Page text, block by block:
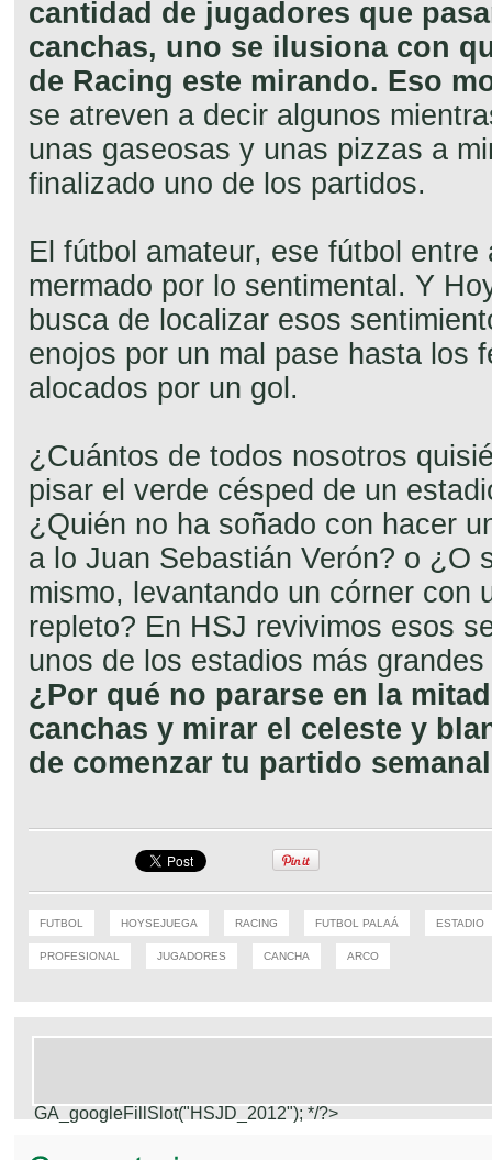
cantidad de jugadores que
canchas, uno se ilusiona con
de Racing este mirando. Eso
se atreven a decir algunos
unas gaseosas y unas pizzas a
finalizado uno de los partidos.
El fútbol amateur, ese fútbol entre
mermado por lo sentimental. Y
busca de localizar esos
enojos por un mal pase hasta los
alocados por un gol.
¿Cuántos de todos nosotros
pisar el verde césped de un
¿Quién no ha soñado con hacer
a lo Juan Sebastián Verón? o ¿O
mismo, levantando un córner con
repleto? En HSJ revivimos esos
unos de los estadios más
¿Por qué no pararse en la
canchas y mirar el celeste y
de comenzar tu partido
FUTBOL HOYSEJUEGA RACING FUTBOL PALAÁ ESTADIO
PROFESIONAL JUGADORES CANCHA ARCO
GA_googleFillSlot("HSJD_2012"); */?>